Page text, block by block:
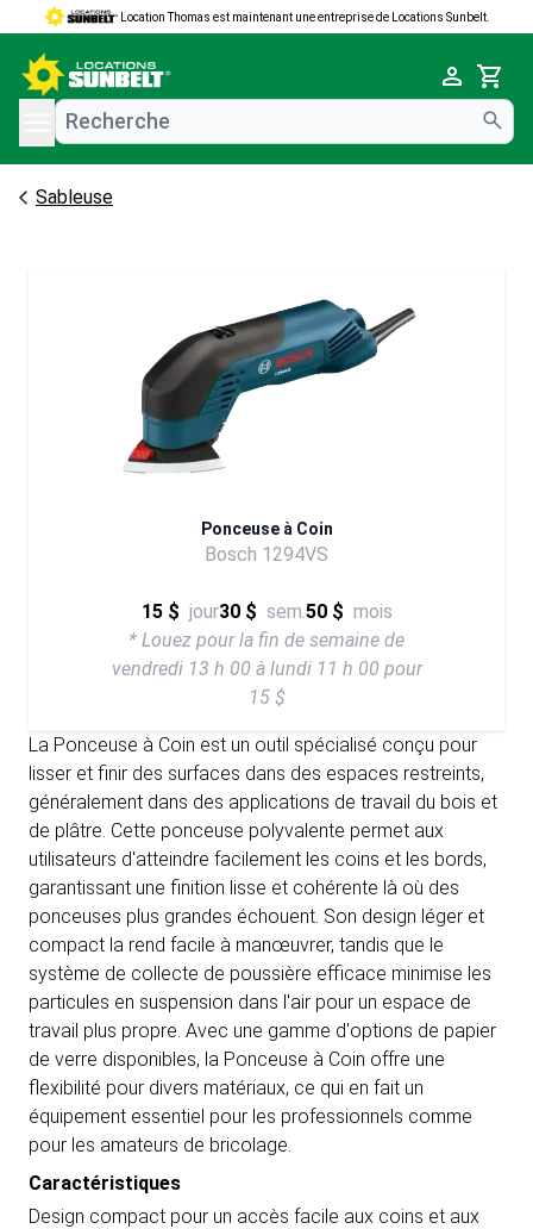
Location Thomas est maintenant une entreprise de Locations Sunbelt.
Cart
menu
Sableuse
Ponceuse à Coin
Bosch 1294VS
15 $ jour30 $ sem.50 $ mois
* Louez pour la fin de semaine de
vendredi 13 h 00 à lundi 11 h 00 pour
15 $
La Ponceuse à Coin est un outil spécialisé conçu pour
lisser et finir des surfaces dans des espaces restreints,
généralement dans des applications de travail du bois et
de plâtre. Cette ponceuse polyvalente permet aux
utilisateurs d'atteindre facilement les coins et les bords,
garantissant une finition lisse et cohérente là où des
ponceuses plus grandes échouent. Son design léger et
compact la rend facile à manœuvrer, tandis que le
système de collecte de poussière efficace minimise les
particules en suspension dans l'air pour un espace de
travail plus propre. Avec une gamme d'options de papier
de verre disponibles, la Ponceuse à Coin offre une
flexibilité pour divers matériaux, ce qui en fait un
équipement essentiel pour les professionnels comme
pour les amateurs de bricolage.
Caractéristiques
Design compact pour un accès facile aux coins et aux